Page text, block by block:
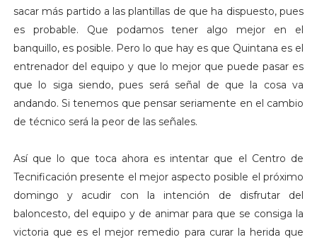
sacar más partido a las plantillas de que ha dispuesto, pues
es probable. Que podamos tener algo mejor en el
banquillo, es posible. Pero lo que hay es que Quintana es el
entrenador del equipo y que lo mejor que puede pasar es
que lo siga siendo, pues será señal de que la cosa va
andando. Si tenemos que pensar seriamente en el cambio
de técnico será la peor de las señales.
Así que lo que toca ahora es intentar que el Centro de
Tecnificación presente el mejor aspecto posible el próximo
domingo y acudir con la intención de disfrutar del
baloncesto, del equipo y de animar para que se consiga la
victoria que es el mejor remedio para curar la herida que